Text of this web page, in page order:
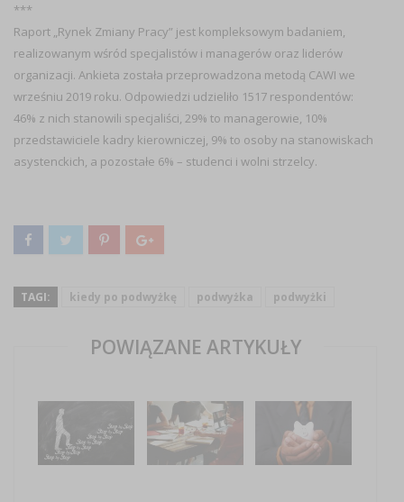
***
Raport „Rynek Zmiany Pracy” jest kompleksowym badaniem,
realizowanym wśród specjalistów i managerów oraz liderów
organizacji. Ankieta została przeprowadzona metodą CAWI we
wrześniu 2019 roku. Odpowiedzi udzieliło 1517 respondentów:
46% z nich stanowili specjaliści, 29% to managerowie, 10%
przedstawiciele kadry kierowniczej, 9% to osoby na stanowiskach
asystenckich, a pozostałe 6% – studenci i wolni strzelcy.
TAGI: kiedy po podwyżkę podwyżka podwyżki
POWIĄZANE ARTYKUŁY